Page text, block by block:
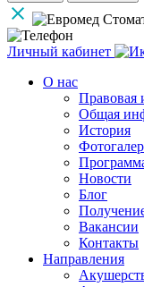
Личный кабинет
О нас
Правовая
Общая
История
Новости
Блог
Вакансии
Контакты
Направления